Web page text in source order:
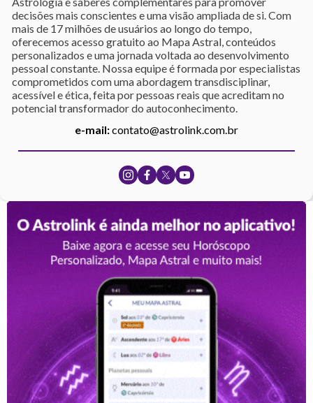
decisões mais conscientes e uma visão ampliada de si. Com
mais de 17 milhões de usuários ao longo do tempo,
oferecemos acesso gratuito ao Mapa Astral, conteúdos
personalizados e uma jornada voltada ao desenvolvimento
pessoal constante. Nossa equipe é formada por especialistas
comprometidos com uma abordagem transdisciplinar,
acessível e ética, feita por pessoas reais que acreditam no
potencial transformador do autoconhecimento.
e-mail:contato@astrolink.com.br